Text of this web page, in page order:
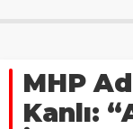
MHP
Kanlı: